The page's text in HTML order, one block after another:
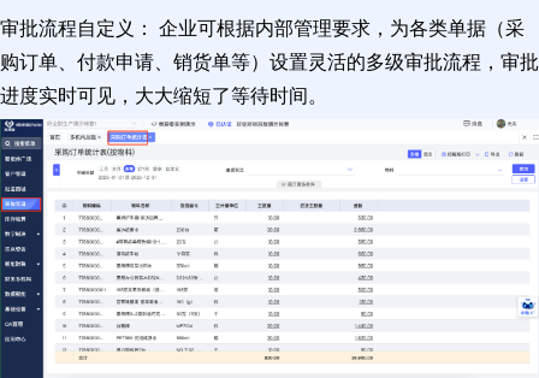
审批流程自定义： 企业可根据内部管理要求，为各类单据（采
购订单、付款申请、销货单等）设置灵活的多级审批流程，审批
进度实时可见，大大缩短了等待时间。